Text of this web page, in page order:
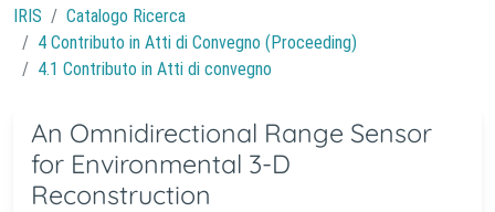
IRIS
Catalogo Ricerca
4 Contributo in Atti di Convegno (Proceeding)
4.1 Contributo in Atti di convegno
An Omnidirectional Range Sensor
for Environmental 3-D
Reconstruction